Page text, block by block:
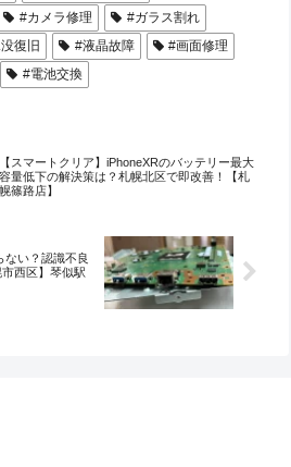
#カメラ修理
#ガラス割れ
復旧 #液晶故障
#画面修理
#電池交換
【スマートクリア】iPhoneXRのバッテリー最大
容量低下の解決策は？札幌北区で即改善！【札
幌篠路店】
ない？認識不良
西区】琴似駅